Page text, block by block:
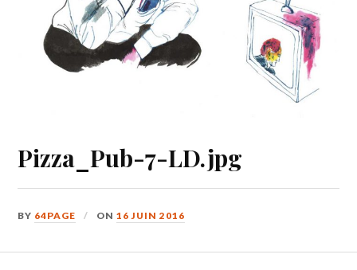
Pizza_Pub-7-LD.jpg
BY 64PAGE ON16 JUIN 2016